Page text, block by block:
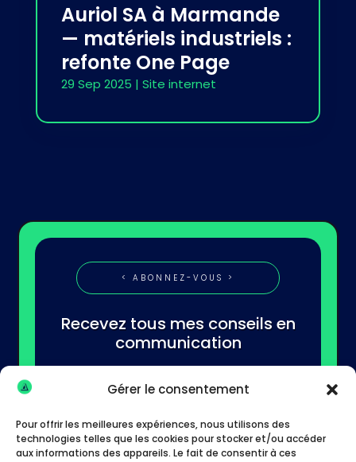
Gérer le consentement
Pour offrir les meilleures expériences, nous utilisons des
technologies telles que les cookies pour stocker et/ou accéder
aux informations des appareils. Le fait de consentir à ces
Auriol SA à Marmande
— matériels industriels :
refonte One Page
29 Sep 2025 | Site internet
< ABONNEZ-VOUS >
Recevez tous mes conseils en
communication